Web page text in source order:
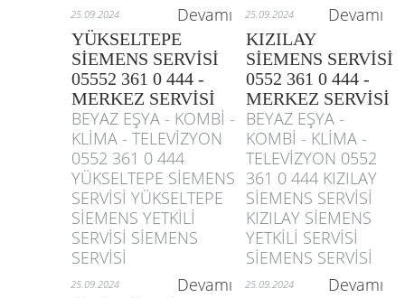
25.09.2024 Devamı 25.09.2024 Devamı
YÜKSELTEPE
SİEMENS SERVİSİ
05552 361 0 444 -
MERKEZ SERVİSİ
KIZILAY
SİEMENS SERVİSİ
0552 361 0 444 -
MERKEZ SERVİSİ
BEYAZ EŞYA - KOMBİ -
KLİMA - TELEVİZYON
0552 361 0 444
YÜKSELTEPE SİEMENS
SERVİSİ YÜKSELTEPE
SİEMENS YETKİLİ
SERVİSİ SİEMENS
SERVİSİ
BEYAZ EŞYA -
KOMBİ - KLİMA -
TELEVİZYON 0552
361 0 444 KIZILAY
SİEMENS SERVİSİ
KIZILAY SİEMENS
YETKİLİ SERVİSİ
SİEMENS SERVİSİ
25.09.2024 Devamı 25.09.2024 Devamı